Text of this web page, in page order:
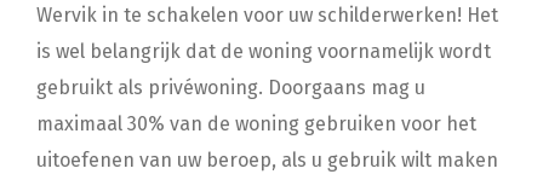
Wervik in te schakelen voor uw schilderwerken! Het
is wel belangrijk dat de woning voornamelijk wordt
gebruikt als privéwoning. Doorgaans mag u
maximaal 30% van de woning gebruiken voor het
uitoefenen van uw beroep, als u gebruik wilt maken